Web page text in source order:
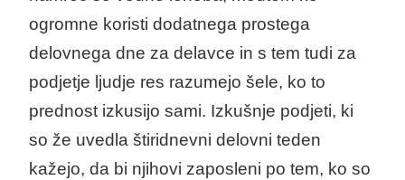
ogromne koristi dodatnega prostega
delovnega dne za delavce in s tem tudi za
podjetje ljudje res razumejo šele, ko to
prednost izkusijo sami. Izkušnje podjeti, ki
so že uvedla štiridnevni delovni teden
kažejo, da bi njihovi zaposleni po tem, ko so